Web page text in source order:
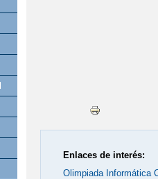
Enlaces de interés:
Olimpiada Informática